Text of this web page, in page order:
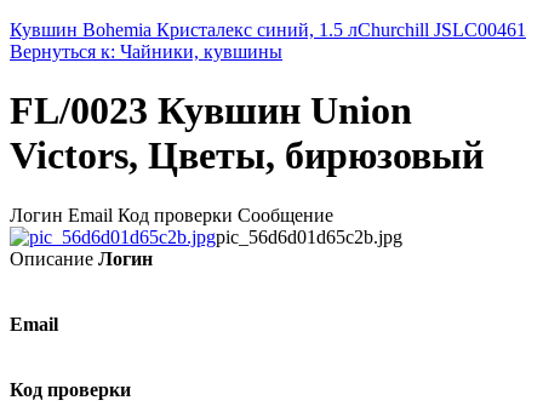
Кувшин Bohemia Кристалекс синий, 1.5 лChurchill JSLC00461
Вернуться к: Чайники, кувшины
FL/0023 Кувшин Union
Victors, Цветы, бирюзовый
Логин Email Код проверки Сообщение
pic_56d6d01d65c2b.jpg
Описание Логин
Email
Код проверки